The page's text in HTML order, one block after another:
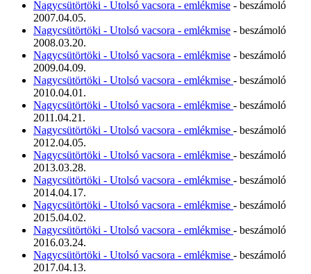
Nagycsütörtöki - Utolsó vacsora - emlékmise - beszámoló
2007.04.05.
Nagycsütörtöki - Utolsó vacsora - emlékmise - beszámoló
2008.03.20.
Nagycsütörtöki - Utolsó vacsora - emlékmise - beszámoló
2009.04.09.
Nagycsütörtöki - Utolsó vacsora - emlékmise - beszámoló
2010.04.01.
Nagycsütörtöki - Utolsó vacsora - emlékmise - beszámoló
2011.04.21.
Nagycsütörtöki - Utolsó vacsora - emlékmise - beszámoló
2012.04.05.
Nagycsütörtöki - Utolsó vacsora - emlékmise - beszámoló
2013.03.28.
Nagycsütörtöki - Utolsó vacsora - emlékmise - beszámoló
2014.04.17.
Nagycsütörtöki - Utolsó vacsora - emlékmise - beszámoló
2015.04.02.
Nagycsütörtöki - Utolsó vacsora - emlékmise - beszámoló
2016.03.24.
Nagycsütörtöki - Utolsó vacsora - emlékmise - beszámoló
2017.04.13.